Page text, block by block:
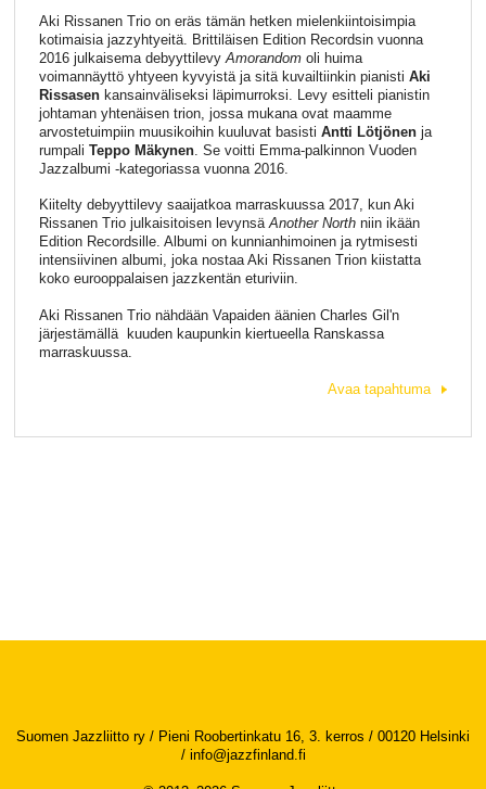
Aki Rissanen Trio on eräs tämän hetken mielenkiintoisimpia
kotimaisia jazzyhtyeitä. Brittiläisen Edition Recordsin vuonna
2016 julkaisema debyyttilevy Amorandomoli huima
voimannäyttö yhtyeen kyvyistä ja sitä kuvailtiinkin pianisti Aki
Rissasenkansainväliseksi läpimurroksi. Levy esitteli pianistin
johtaman yhtenäisen trion, jossa mukana ovat maamme
arvostetuimpiin muusikoihin kuuluvat basisti Antti Lötjönenja
rumpali Teppo Mäkynen. Se voitti Emma-palkinnon Vuoden
Jazzalbumi -kategoriassa vuonna 2016.
Kiitelty debyyttilevy saaijatkoa marraskuussa 2017, kun Aki
Rissanen Trio julkaisitoisen levynsäAnother Northniin ikään
Edition Recordsille. Albumi on kunnianhimoinen ja rytmisesti
intensiivinen albumi, joka nostaa Aki Rissanen Trion kiistatta
koko eurooppalaisen jazzkentän eturiviin.
Aki Rissanen Trio nähdään Vapaiden äänien Charles Gil'n
järjestämällä kuuden kaupunkin kiertueella Ranskassa
marraskuussa.
Avaa tapahtuma
Suomen Jazzliitto ry / Pieni Roobertinkatu 16, 3. kerros / 00120 Helsinki
/ info@jazzfinland.fi